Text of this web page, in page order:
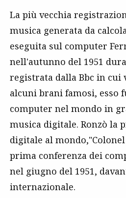
La più vecchia
musica generata da
eseguita sul computer
nell'autunno del 1951
registrata dalla Bbc in cui
alcuni brani famosi, esso
computer nel mondo in
musica digitale. Ronzò la
digitale al
prima conferenza dei
nel giugno del 1951,
internazionale.